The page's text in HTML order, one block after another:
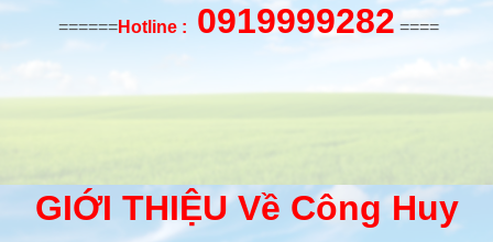
======Hotline : 0919999282 ====
GIỚI THIỆU Về Công Huy